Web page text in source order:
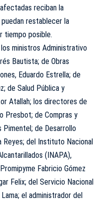
reciban la
restablecer la
tiempo posible.
ministros Administrativo
Bautista; de Obras
Eduardo Estrella; de
de Salud Pública y
Atallah; los directores de
Presbot; de Compras y
Pimentel; de Desarrollo
Reyes; del Instituto Nacional
(INAPA),
Fabricio Gómez
Felix; del Servicio Nacional
el administrador del